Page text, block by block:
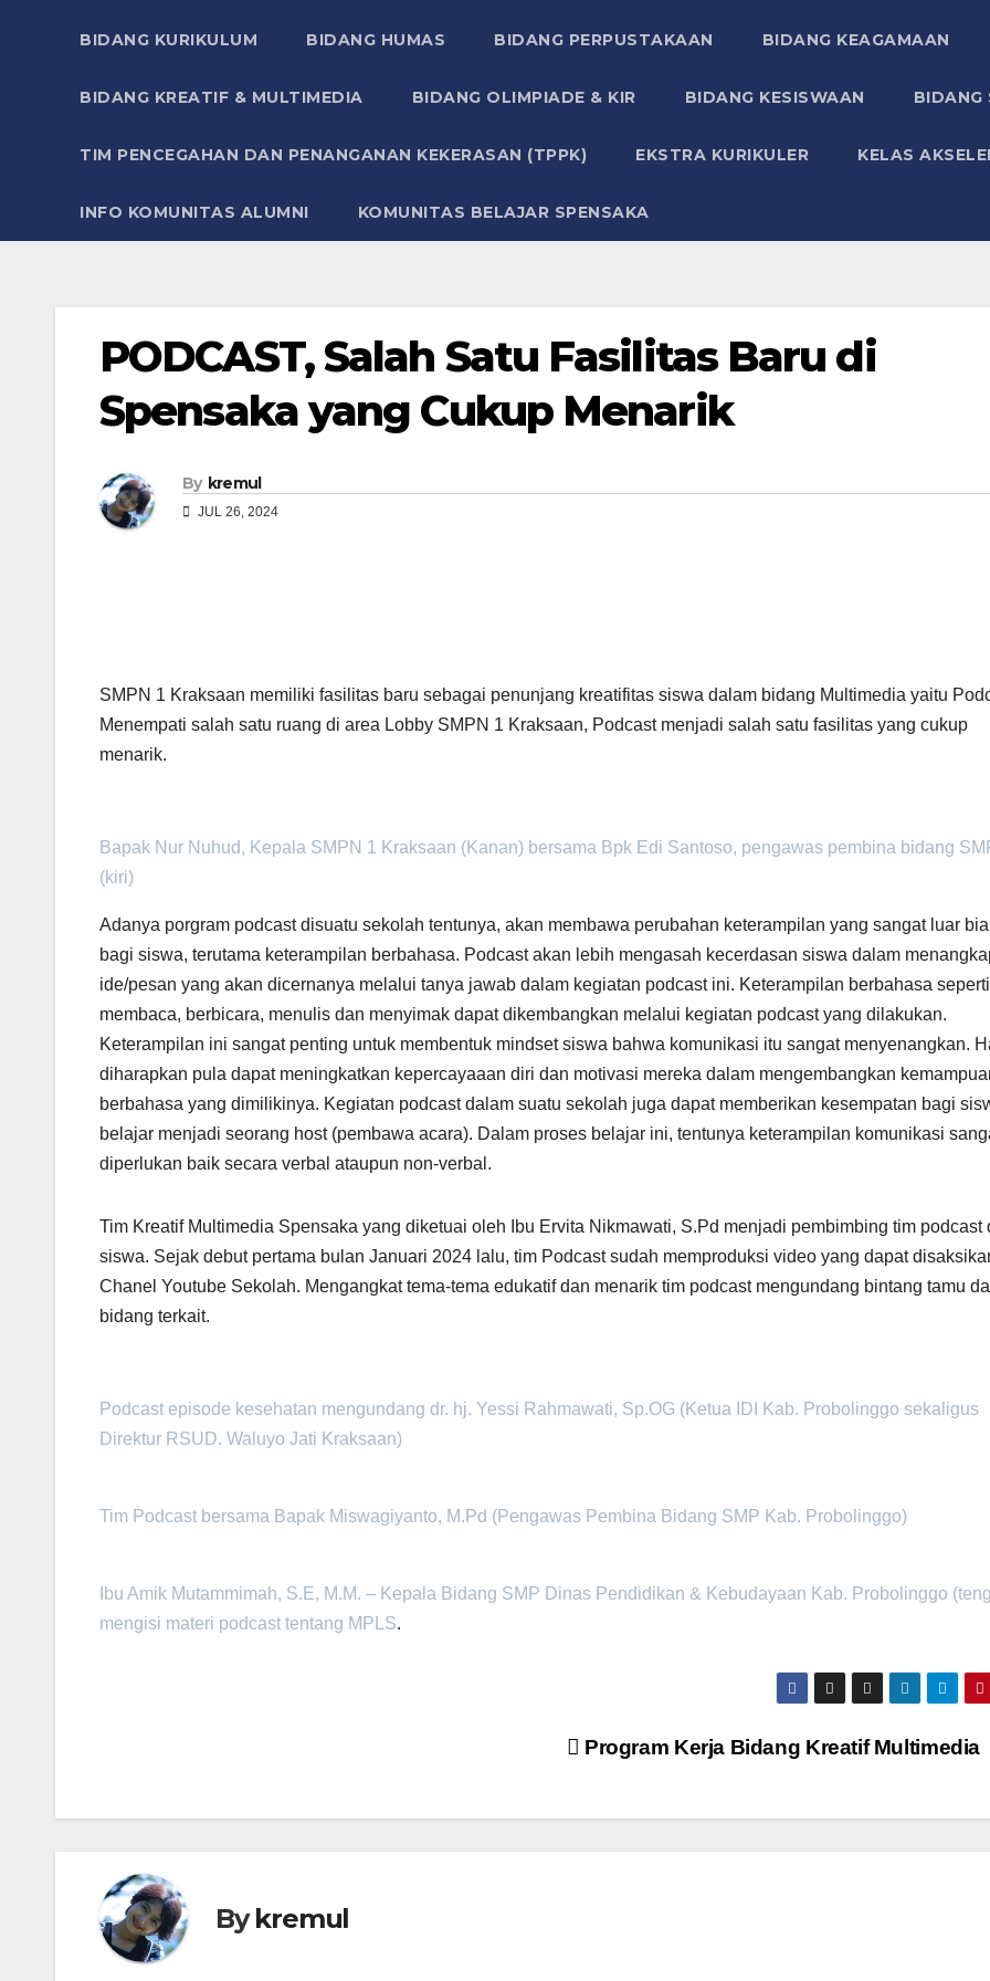
BIDANG KURIKULUM BIDANG HUMAS BIDANG PERPUSTAKAAN BIDANG KEAGAMAAN
BIDANG KREATIF & MULTIMEDIA BIDANG OLIMPIADE & KIR BIDANG KESISWAAN BIDANG
TIM PENCEGAHAN DAN PENANGANAN KEKERASAN (TPPK) EKSTRA KURIKULER KELAS
INFO KOMUNITAS ALUMNI KOMUNITAS BELAJAR SPENSAKA
PODCAST, Salah Satu Fasilitas Baru di
Spensaka yang Cukup Menarik
By kremul
JUL 26, 2024
SMPN 1 Kraksaan memiliki fasilitas baru sebagai penunjang kreatifitas siswa dalam bidang Multimedia yaitu
Menempati salah satu ruang di area Lobby SMPN 1 Kraksaan, Podcast menjadi salah satu fasilitas yang cukup
menarik.
Bapak Nur Nuhud, Kepala SMPN 1 Kraksaan (Kanan) bersama Bpk Edi Santoso, pengawas pembina bidang
(kiri)
Adanya porgram podcast disuatu sekolah tentunya, akan membawa perubahan keterampilan yang sangat luar
bagi siswa, terutama keterampilan berbahasa. Podcast akan lebih mengasah kecerdasan siswa dalam
ide/pesan yang akan dicernanya melalui tanya jawab dalam kegiatan podcast ini. Keterampilan berbahasa seperti
membaca, berbicara, menulis dan menyimak dapat dikembangkan melalui kegiatan podcast yang dilakukan.
Keterampilan ini sangat penting untuk membentuk mindset siswa bahwa komunikasi itu sangat menyenangkan.
diharapkan pula dapat meningkatkan kepercayaaan diri dan motivasi mereka dalam mengembangkan
berbahasa yang dimilikinya. Kegiatan podcast dalam suatu sekolah juga dapat memberikan kesempatan bagi
belajar menjadi seorang host (pembawa acara). Dalam proses belajar ini, tentunya keterampilan komunikasi
diperlukan baik secara verbal ataupun non-verbal.
Tim Kreatif Multimedia Spensaka yang diketuai oleh Ibu Ervita Nikmawati, S.Pd menjadi pembimbing tim podcast
siswa. Sejak debut pertama bulan Januari 2024 lalu, tim Podcast sudah memproduksi video yang dapat
Chanel Youtube Sekolah. Mengangkat tema-tema edukatif dan menarik tim podcast mengundang bintang tamu
bidang terkait.
Podcast episode kesehatan mengundang dr. hj. Yessi Rahmawati, Sp.OG (Ketua IDI Kab. Probolinggo sekaligus
Direktur RSUD. Waluyo Jati Kraksaan)
Tim Podcast bersama Bapak Miswagiyanto, M.Pd (Pengawas Pembina Bidang SMP Kab. Probolinggo)
Ibu Amik Mutammimah, S.E, M.M. – Kepala Bidang SMP Dinas Pendidikan & Kebudayaan Kab. Probolinggo
mengisi materi podcast tentang MPLS.
Program Kerja Bidang Kreatif Multimedia
Bykremul